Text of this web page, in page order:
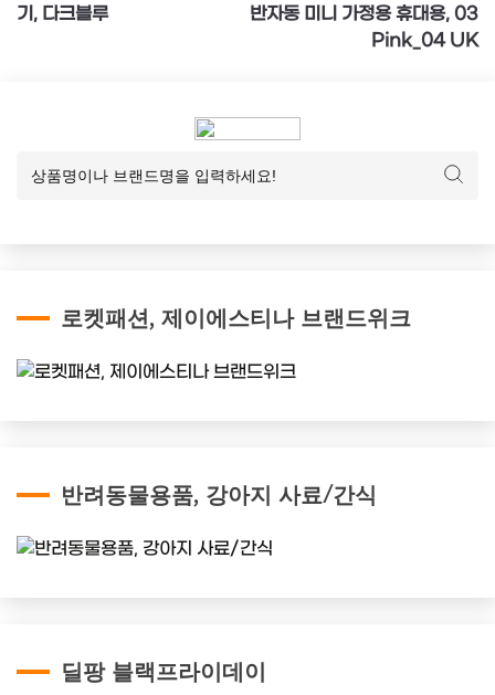
색
기, 다크블루
반자동 미니 가정용 휴대용, 03
Pink_04 UK
로켓패션, 제이에스티나 브랜드위크
반려동물용품, 강아지 사료/간식
딜팡 블랙프라이데이